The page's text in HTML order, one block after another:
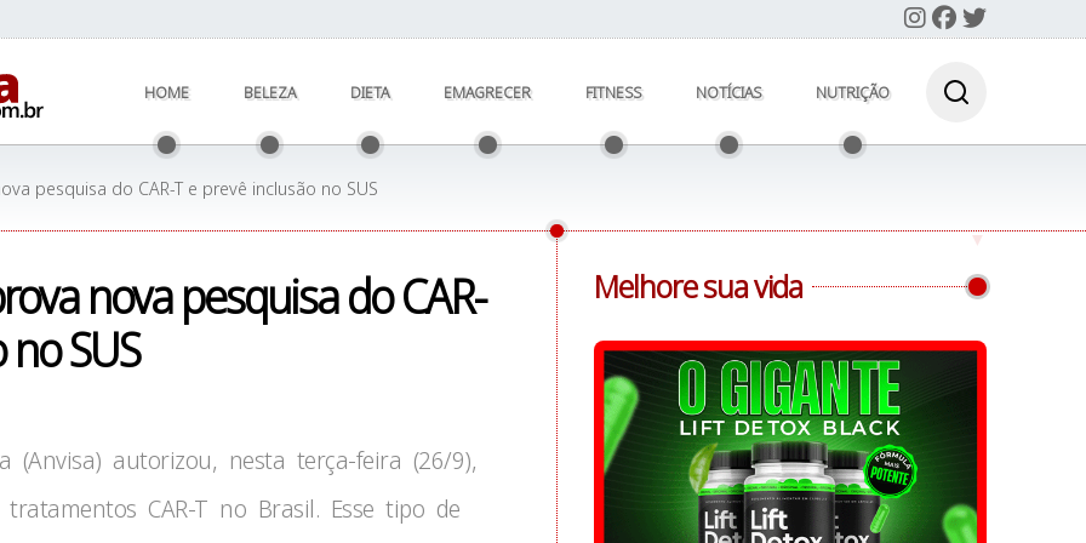
HOME BELEZA DIETA EMAGRECER FITNESS NOTÍCIAS NUTRIÇÃO
pesquisa do CAR-T e prevê inclusão no SUS
nova pesquisa do CAR-
SUS
(Anvisa) autorizou, nesta terça-feira (26/9),
CAR-T no Brasil. Esse tipo de
Melhore sua vida